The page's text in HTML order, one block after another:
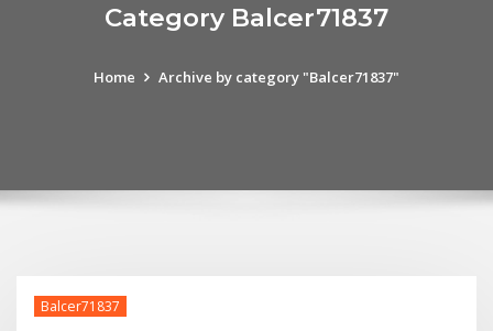
Category Balcer71837
Home Archive by category "Balcer71837"
Balcer71837